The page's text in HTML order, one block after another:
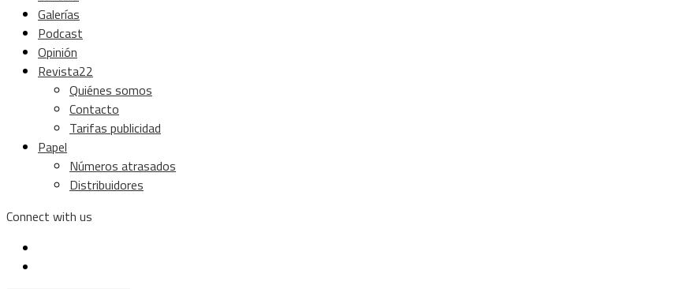
Galerías
Podcast
Opinión
Revista22
Quiénes somos
Contacto
Tarifas publicidad
Papel
Números atrasados
Distribuidores
Connect with us